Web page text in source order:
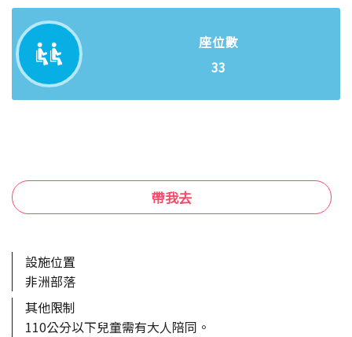
座位數
33
帶我去
設施位置
非洲部落
其他限制
110公分以下兒童需有大人陪同。